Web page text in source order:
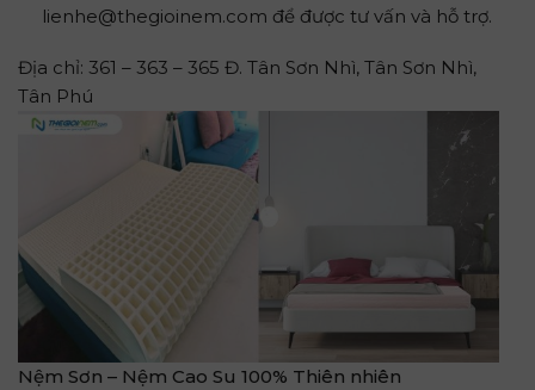
lienhe@thegioinem.com để được tư vấn và hỗ trợ.
Địa chỉ: 361 – 363 – 365 Đ. Tân Sơn Nhì, Tân Sơn Nhì,
Tân Phú
Nệm Sơn – Nệm Cao Su 100% Thiên nhiên